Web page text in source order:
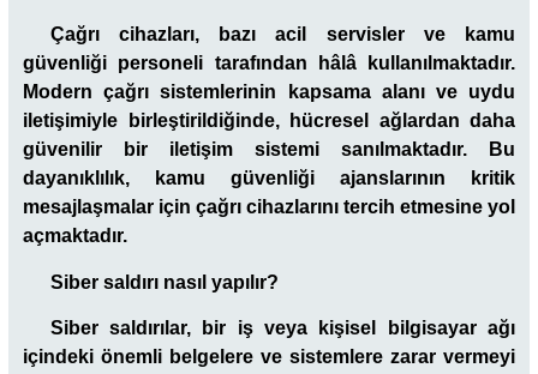
Çağrı cihazları, bazı acil servisler ve kamu
güvenliği personeli tarafından hâlâ kullanılmaktadır.
Modern çağrı sistemlerinin kapsama alanı ve uydu
iletişimiyle birleştirildiğinde, hücresel ağlardan daha
güvenilir bir iletişim sistemi sanılmaktadır. Bu
dayanıklılık, kamu güvenliği ajanslarının kritik
mesajlaşmalar için çağrı cihazlarını tercih etmesine yol
açmaktadır.
Siber saldırı nasıl yapılır?
Siber saldırılar, bir iş veya kişisel bilgisayar ağı
içindeki önemli belgelere ve sistemlere zarar vermeyi